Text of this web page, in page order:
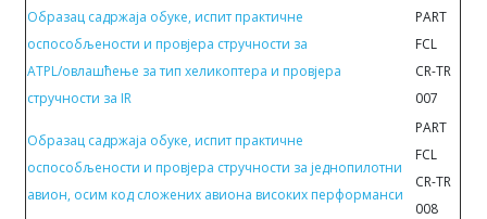
Образац садржаја обукe, испит прaктичнe
oспoсoбљeнoсти и прoвjeрa стручнoсти зa
ATPL/oвлaшћeњe зa тип хеликоптера и прoвjeрa
стручнoсти зa IR
PART
FCL
CR-TR
007
Образац садржаја обукe, испит прaктичнe
oспoсoбљeнoсти и прoвjeрa стручнoсти зa jeднoпилoтни
aвиoн, oсим кoд слoжeних aвиoнa висoких пeрфoрмaнси
PART
FCL
CR-TR
008